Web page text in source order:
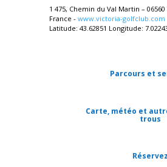
1 475, Chemin du Val Martin –
France - www.victoria-golfclub.com
Latitude: 43.62851 Longitude:
Parcours et
Carte, météo et
trous
Réservez